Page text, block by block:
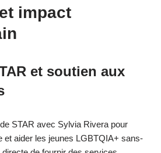
impact
et soutien aux
STAR avec Sylvia Rivera pour
et aider les jeunes LGBTQIA+ sans-